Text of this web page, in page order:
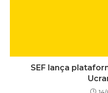
SEF lança